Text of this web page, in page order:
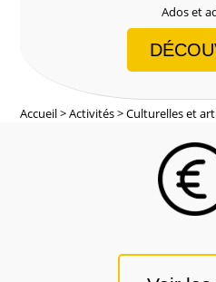
Ados et
Accueil Activités Culturelles et